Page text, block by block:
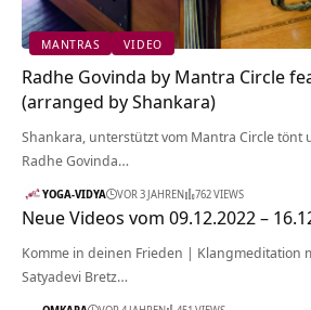
MANTRAS VIDEO
Radhe Govinda by Mantra Circle
(arranged by Shankara)
Shankara, unterstützt vom Mantra Circle tönt
Radhe Govinda…
YOGA-VIDYA VOR 3 JAHREN 762 VIEWS
Neue Videos vom 09.12.2022 –
Komme in deinen Frieden | Klangmeditation
Satyadevi Bretz…